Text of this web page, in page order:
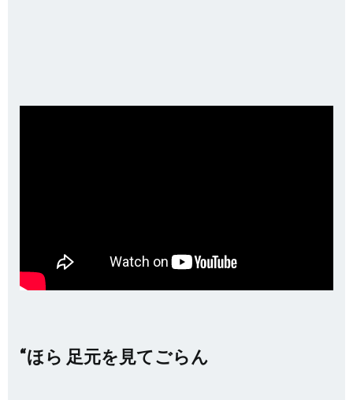
“ほら 足元を見てごらん